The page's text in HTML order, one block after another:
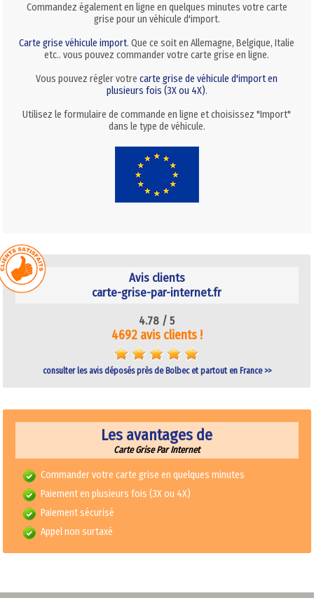
Commandez également en ligne en quelques minutes votre carte
grise pour un véhicule d'import.
Carte grise véhicule import. Que ce soit en Allemagne, Belgique, Italie
etc.. vous pouvez commander votre carte grise en ligne.
Vous pouvez régler votrecarte grise de véhicule d'import en
plusieurs fois (3X ou 4X).
Utilisez le formulaire de commande en ligne et choisissez "Import"
dans le type de véhicule.
Avis clients
carte-grise-par-internet.fr
4.78 /5
4692 avis clients !
consulter les avis déposés près de Bolbec et partout en France >>
Les avantages de
Carte Grise Par Internet
Commander votre carte grise en quelques minutes
Paiement en plusieurs fois (3X ou 4X)
Paiement sécurisé
Appel non surtaxé